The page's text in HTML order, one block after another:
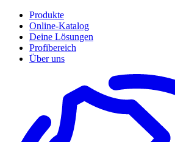
Produkte
Online-Katalog
Deine Lösungen
Profibereich
Über uns